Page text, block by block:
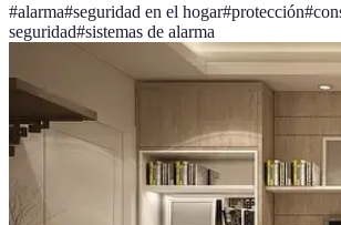
#alarma#seguridad en el hogar#protección#
seguridad#sistemas de alarma